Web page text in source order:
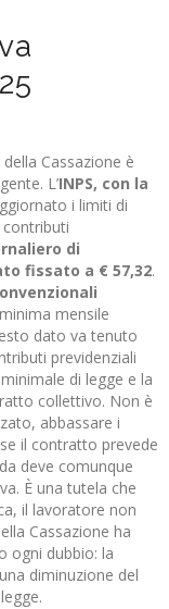
Cassazione è
L’INPS, con la
i limiti di
di
fissato a € 57,32.
mensile
dato va tenuto
previdenziali
di legge e la
collettivo. Non è
abbassare i
il contratto prevede
deve comunque
È una tutela che
il lavoratore non
Cassazione ha
ogni dubbio: la
diminuzione del